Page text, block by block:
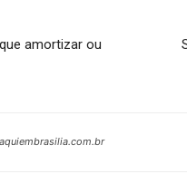
amortizar ou